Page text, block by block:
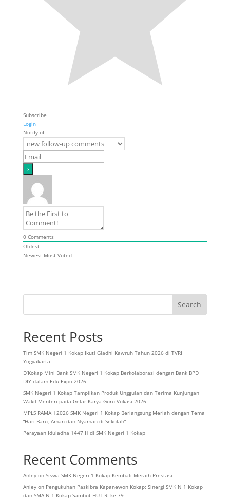
Subscribe
Login
Notify of
0Comments
Oldest
Newest Most Voted
Search
Recent Posts
Tim SMK Negeri 1 Kokap Ikuti Gladhi Kawruh Tahun 2026 di TVRI
Yogyakarta
D’Kokap Mini Bank SMK Negeri 1 Kokap Berkolaborasi dengan Bank BPD
DIY dalam Edu Expo 2026
SMK Negeri 1 Kokap Tampilkan Produk Unggulan dan Terima Kunjungan
Wakil Menteri pada Gelar Karya Guru Vokasi 2026
MPLS RAMAH 2026 SMK Negeri 1 Kokap Berlangsung Meriah dengan Tema
“Hari Baru, Aman dan Nyaman di Sekolah”
Perayaan Iduladha 1447 H di SMK Negeri 1 Kokap
Recent Comments
Anleyon Siswa SMK Negeri 1 Kokap Kembali Meraih Prestasi
Anleyon Pengukuhan Paskibra Kapanewon Kokap: Sinergi SMK N 1 Kokap
dan SMA N 1 Kokap Sambut HUT RI ke-79